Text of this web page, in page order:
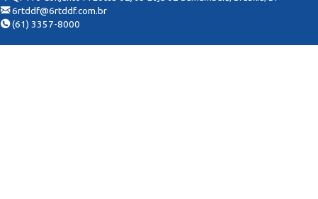
6rtddf@6rtddf.com.br
(61) 3357-8000